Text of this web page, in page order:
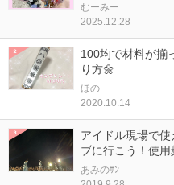
むーみー
2025.12.28
100均で材料が揃
り方🌼
ほの
2020.10.14
アイドル現場で
ブに行こう！使用
あみのｻﾝ